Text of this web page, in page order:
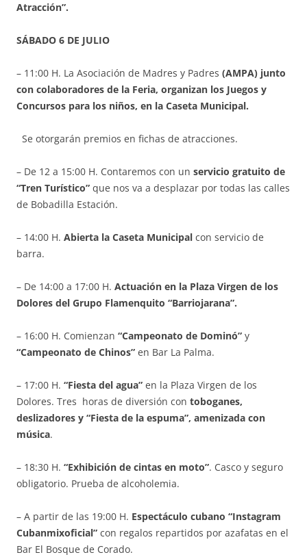
Atracción”.
SÁBADO 6 DE JULIO
– 11:00 H. La Asociación de Madres y Padres (AMPA) junto
con colaboradores de la Feria, organizan los Juegos y
Concursos para los niños, en la Caseta Municipal.
Se otorgarán premios en fichas de atracciones.
– De 12 a 15:00 H. Contaremos con un servicio gratuito de
“Tren Turístico” que nos va a desplazar por todas las calles
de Bobadilla Estación.
– 14:00 H. Abierta la Caseta Municipal con servicio de
barra.
– De 14:00 a 17:00 H. Actuación en la Plaza Virgen de los
Dolores del Grupo Flamenquito “Barriojarana”.
– 16:00 H. Comienzan “Campeonato de Dominó” y
“Campeonato de Chinos” en Bar La Palma.
– 17:00 H. “Fiesta del agua” en la Plaza Virgen de los
Dolores. Tres horas de diversión con toboganes,
deslizadores y “Fiesta de la espuma”, amenizada con
música.
– 18:30 H. “Exhibición de cintas en moto”. Casco y seguro
obligatorio. Prueba de alcoholemia.
– A partir de las 19:00 H. Espectáculo cubano “Instagram
Cubanmixoficial” con regalos repartidos por azafatas en el
Bar El Bosque de Corado.